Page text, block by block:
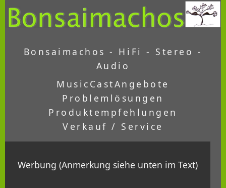
Bonsaimachos - HiFi - Stereo -
Audio
MusicCastAngebote
Problemlösungen
Produktempfehlungen
Verkauf / Service
Werbung (Anmerkung siehe unten im Text)